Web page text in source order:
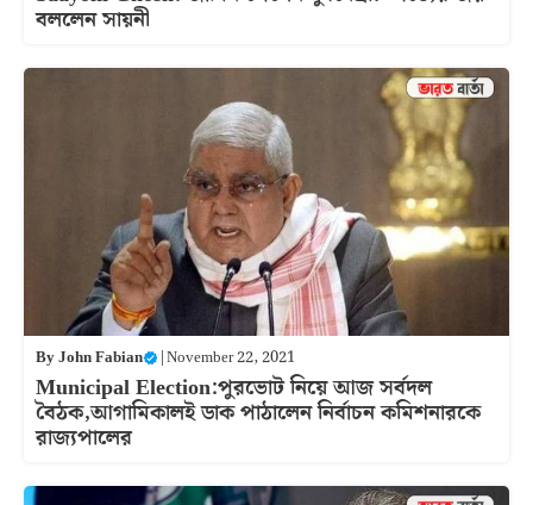
বললেন সায়নী
ByJohn Fabian |November 22, 2021
Municipal Election:পুরভোট নিয়ে আজ সর্বদল
বৈঠক,আগামিকালই ডাক পাঠালেন নির্বাচন কমিশনারকে
রাজ্যপালের